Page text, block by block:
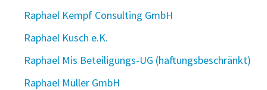
Raphael Kempf Consulting GmbH
Raphael Kusch e.K.
Raphael Mis Beteiligungs-UG (haftungsbeschränkt)
Raphael Müller GmbH